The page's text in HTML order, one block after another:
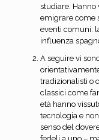
studiare. Hanno
emigrare come
eventi comuni:
influenza
A seguire vi
tradizionalisti o
classici come
età hanno
tecnologia e
senso del